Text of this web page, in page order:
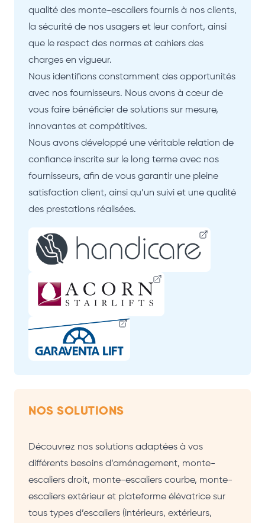
qualité des monte-escaliers fournis à nos clients,
la sécurité de nos usagers et leur confort, ainsi
que le respect des normes et cahiers des
charges en vigueur.
Nous identifions constamment des opportunités
avec nos fournisseurs. Nous avons à cœur de
vous faire bénéficier de solutions sur mesure,
innovantes et compétitives.
Nous avons développé une véritable relation de
confiance inscrite sur le long terme avec nos
fournisseurs, afin de vous garantir une pleine
satisfaction client, ainsi qu’un suivi et une qualité
des prestations réalisées.
NOS SOLUTIONS
Découvrez nos solutions adaptées à vos
différents besoins d’aménagement, monte-
escaliers droit, monte-escaliers courbe, monte-
escaliers extérieur et plateforme élévatrice sur
tous types d’escaliers (intérieurs, extérieurs,